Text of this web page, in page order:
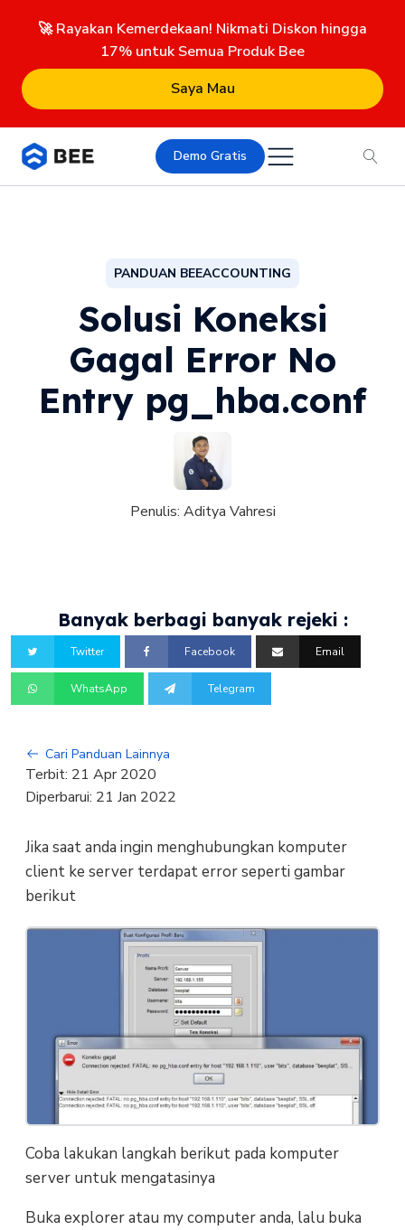
🚀 Rayakan Kemerdekaan! Nikmati Diskon hingga
17% untuk Semua Produk Bee
Saya Mau
Demo Gratis
PANDUAN BEEACCOUNTING
Solusi Koneksi
Gagal Error No
Entry pg_hba.conf
Penulis: Aditya Vahresi
Banyak berbagi banyak rejeki :
Twitter Facebook Email
WhatsApp Telegram
Cari Panduan Lainnya
Terbit: 21 Apr 2020
Diperbarui: 21 Jan 2022
Jika saat anda ingin menghubungkan komputer
client ke server terdapat error seperti gambar
berikut
Coba lakukan langkah berikut pada komputer
server untuk mengatasinya
Buka explorer atau my computer anda, lalu buka